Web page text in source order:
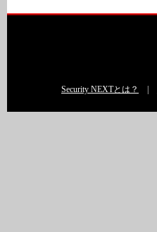
Security NEXTとは？